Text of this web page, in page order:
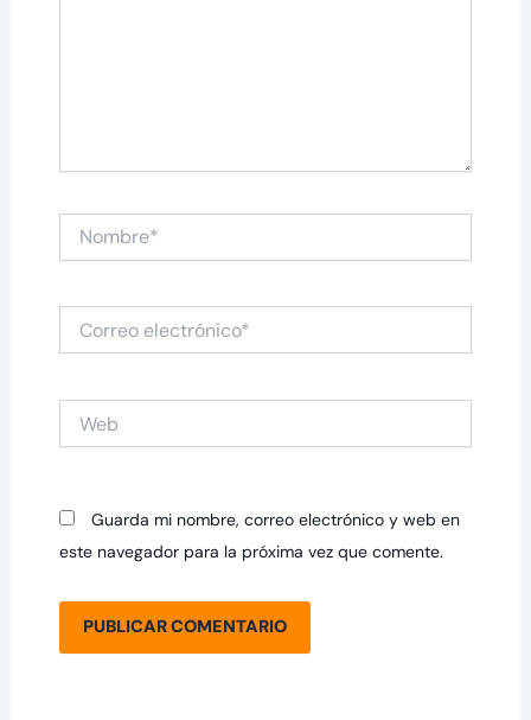
Nombre*
electrónico*
Guarda mi nombre, correo electrónico y web en
este navegador para la próxima vez que comente.